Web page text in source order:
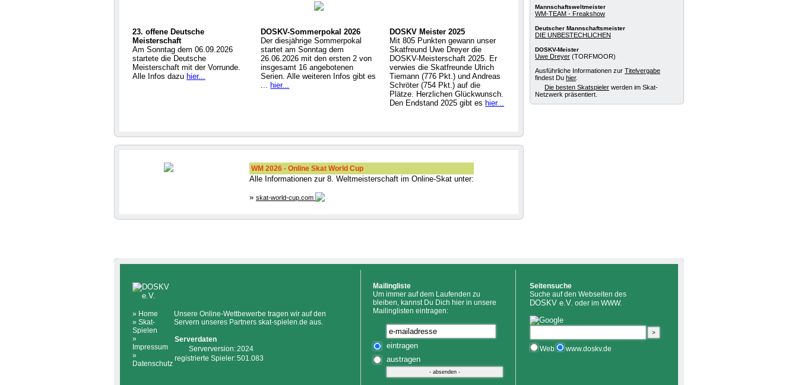
23. offene Deutsche
Meisterschaft
Am Sonntag dem 06.09.2026
startete die Deutsche
Meisterschaft mit der Vorrunde.
Alle Infos dazu hier...
DOSKV-Sommerpokal 2026
Der diesjährige Sommerpokal
startet am Sonntag dem
26.06.2026 mit den ersten 2 von
insgesamt 16 angebotenen
Serien. Alle weiteren Infos gibt es
... hier...
DOSKV Meister 2025
Mit 805 Punkten gewann unser
Skatfreund Uwe Dreyer die
DOSKV-Meisterschaft 2025. Er
verwies die Skatfreunde Ulrich
Tiemann (776 Pkt.) und Andreas
Schröter (754 Pkt.) auf die
Plätze. Herzlichen Glückwunsch.
Den Endstand 2025 gibt es hier...
WM 2026 - Online Skat World Cup
Alle Informationen zur 8. Weltmeisterschaft im Online-Skat unter:
» skat-world-cup.com
Mannschaftsweltmeister
WM-TEAM - Freakshow
Deutscher Mannschaftsmeister
DIE UNBESTECHLICHEN
DOSKV-Meister
Uwe Dreyer (TORFMOOR)
Ausführliche Informationen zur Titelvergabe
findest Du hier.
Die besten Skatspieler werden im Skat-
Netzwerk präsentiert.
» Home
» Skat-
Spielen
»
Impressum
»
Datenschutz
Unsere Online-Wettbewerbe tragen wir auf den
Servern unseres Partners skat-spielen.de aus.
Serverdaten
Serverversion:2024
registrierte Spieler:501.083
Mailingliste
Um immer auf dem Laufenden zu
bleiben, kannst Du Dich hier in unsere
Mailinglisten eintragen:
eintragen
austragen
Seitensuche
Suche auf den Webseiten des
DOSKV e.V. oder im WWW.
Web www.doskv.de